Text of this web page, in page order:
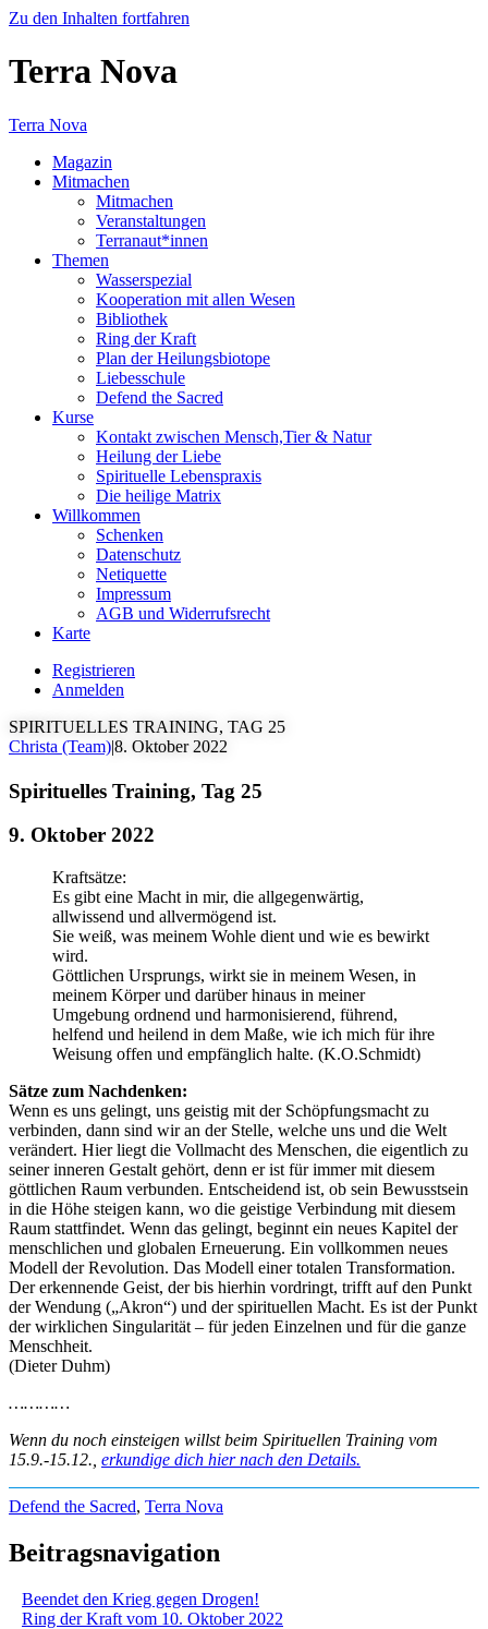
Zu den Inhalten fortfahren
Terra Nova
Terra Nova
Magazin
Mitmachen
Mitmachen
Veranstaltungen
Terranaut*innen
Themen
Wasserspezial
Kooperation mit allen Wesen
Bibliothek
Ring der Kraft
Plan der Heilungsbiotope
Liebesschule
Defend the Sacred
Kurse
Kontakt zwischen Mensch,Tier & Natur
Heilung der Liebe
Spirituelle Lebenspraxis
Die heilige Matrix
Willkommen
Schenken
Datenschutz
Netiquette
Impressum
AGB und Widerrufsrecht
Karte
Registrieren
Anmelden
SPIRITUELLES TRAINING, TAG 25
Christa (Team)|8. Oktober 2022
Spirituelles Training, Tag 25
9. Oktober 2022
Kraftsätze:
Es gibt eine Macht in mir, die allgegenwärtig,
allwissend und allvermögend ist.
Sie weiß, was meinem Wohle dient und wie es bewirkt
wird.
Göttlichen Ursprungs, wirkt sie in meinem Wesen, in
meinem Körper und darüber hinaus in meiner
Umgebung ordnend und harmonisierend, führend,
helfend und heilend in dem Maße, wie ich mich für ihre
Weisung offen und empfänglich halte. (K.O.Schmidt)
Sätze zum Nachdenken:
Wenn es uns gelingt, uns geistig mit der Schöpfungsmacht zu
verbinden, dann sind wir an der Stelle, welche uns und die Welt
verändert. Hier liegt die Vollmacht des Menschen, die eigentlich zu
seiner inneren Gestalt gehört, denn er ist für immer mit diesem
göttlichen Raum verbunden. Entscheidend ist, ob sein Bewusstsein
in die Höhe steigen kann, wo die geistige Verbindung mit diesem
Raum stattfindet. Wenn das gelingt, beginnt ein neues Kapitel der
menschlichen und globalen Erneuerung. Ein vollkommen neues
Modell der Revolution. Das Modell einer totalen Transformation.
Der erkennende Geist, der bis hierhin vordringt, trifft auf den Punkt
der Wendung („Akron“) und der spirituellen Macht. Es ist der Punkt
der wirklichen Singularität – für jeden Einzelnen und für die ganze
Menschheit.
(Dieter Duhm)
…………
Wenn du noch einsteigen willst beim Spirituellen Training vom
15.9.-15.12., erkundige dich hier nach den Details.
Defend the Sacred, Terra Nova
Beitragsnavigation
Beendet den Krieg gegen Drogen!
Ring der Kraft vom 10. Oktober 2022